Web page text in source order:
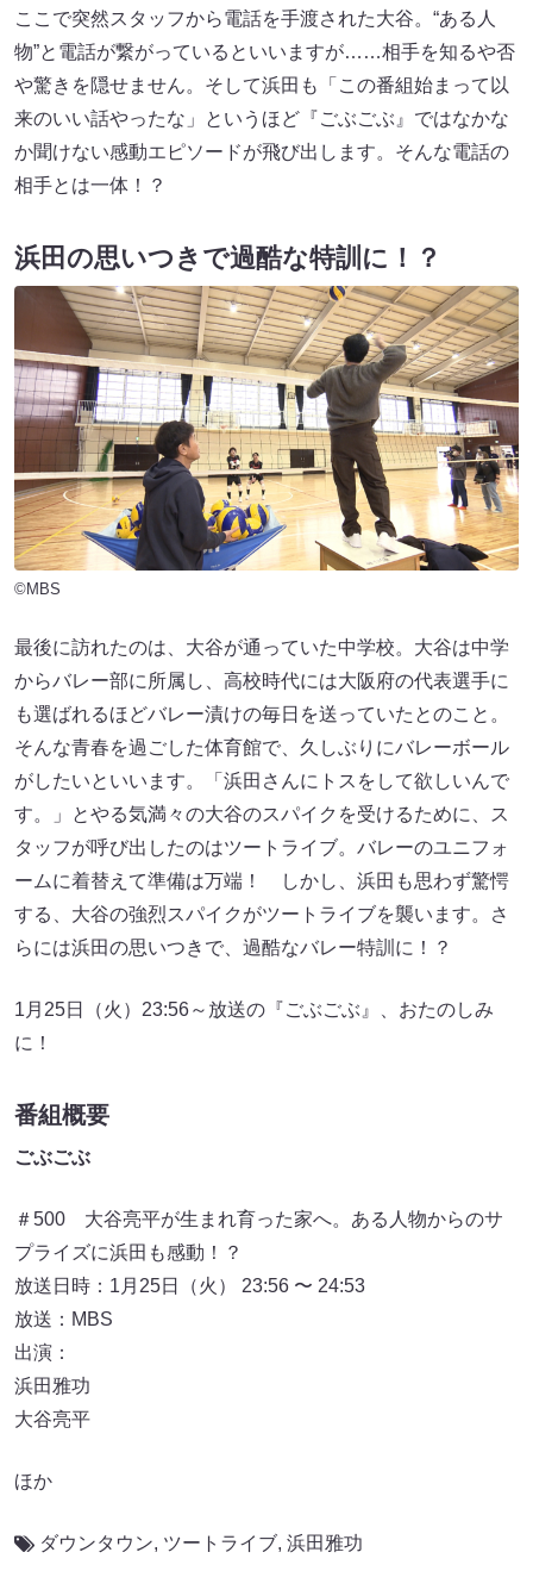
ここで突然スタッフから電話を手渡された大谷。“ある人
物”と電話が繋がっているといいますが……相手を知るや否
や驚きを隠せません。そして浜田も「この番組始まって以
来のいい話やったな」というほど『ごぶごぶ』ではなかな
か聞けない感動エピソードが飛び出します。そんな電話の
相手とは一体！？
浜田の思いつきで過酷な特訓に！？
©MBS
最後に訪れたのは、大谷が通っていた中学校。大谷は中学
からバレー部に所属し、高校時代には大阪府の代表選手に
も選ばれるほどバレー漬けの毎日を送っていたとのこと。
そんな青春を過ごした体育館で、久しぶりにバレーボール
がしたいといいます。「浜田さんにトスをして欲しいんで
す。」とやる気満々の大谷のスパイクを受けるために、ス
タッフが呼び出したのはツートライブ。バレーのユニフォ
ームに着替えて準備は万端！ しかし、浜田も思わず驚愕
する、大谷の強烈スパイクがツートライブを襲います。さ
らには浜田の思いつきで、過酷なバレー特訓に！？
1月25日（火）23:56～放送の『ごぶごぶ』、おたのしみ
に！
番組概要
ごぶごぶ
＃500 大谷亮平が生まれ育った家へ。ある人物からのサ
プライズに浜田も感動！？
放送日時：1月25日（火） 23:56 〜 24:53
放送：MBS
出演：
浜田雅功
大谷亮平
ほか
ダウンタウン, ツートライブ, 浜田雅功